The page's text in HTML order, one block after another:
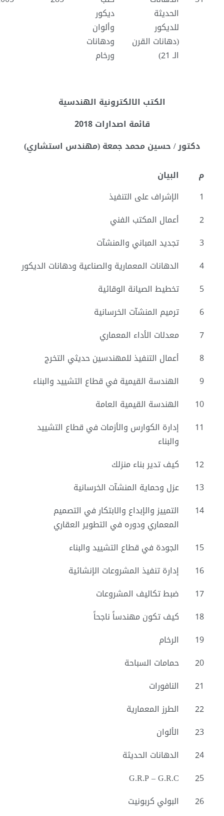
الحديثة
للديكور
(دهانات القرن
الـ 21)
ديكور
وألوان
ودهانات
ورخام
الكتب الالكترونية الهندسية
قائمة اصدارات 2018
دكتور / حسين محمد جمعة (مهندس استشاري)
م
البيان
1
الإشراف على التنفيذ
2
أعمال المكتب الفني
3
تجديد المباني والمنشآت
4
الدهانات المعمارية والصناعية ودهانات الديكور
5
تخطيط الصيانة الوقائية
6
ترميم المنشآت الخرسانية
7
معدلات الأداء المعماري
8
أعمال التنفيذ للمهندسين حديثي التخرج
9
الهندسة القيمية في قطاع التشييد والبناء
10
الهندسة القيمية العامة
11
إدارة الكوارس والأزمات في قطاع التشييد
والبناء
12
كيف تدير بناء منزلك
13
عزل وحماية المنشآت الخرسانية
14
التمييز والإبداع والابتكار في التصميم
المعماري ودوره في التطوير العقاري
15
الجودة في قطاع التشييد والبناء
16
إدارة تنفيذ المشروعات الإنشائية
17
ضبط تكاليف المشروعات
18
كيف تكون مهندساً ناجحاً
19
الرخام
20
حمامات السباحة
21
النافورات
22
الطرز المعمارية
23
الألوان
24
الدهانات الحديثة
25
G.R.P – G.R.C
26
البولي كربونيت